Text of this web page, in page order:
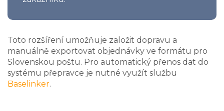
Toto rozšíření umožňuje založit dopravu a
manuálně exportovat objednávky ve formátu pro
Slovenskou poštu. Pro automatický přenos dat do
systému přepravce je nutné využít službu
Baselinker.